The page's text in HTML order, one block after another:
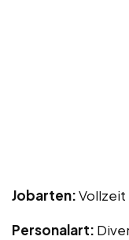
Jobarten:Vollzeit
Personalart: